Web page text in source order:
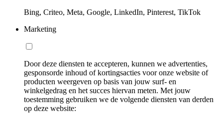
Bing, Criteo, Meta, Google, LinkedIn, Pinterest, TikTok
Marketing
Door deze diensten te accepteren, kunnen we advertenties,
gesponsorde inhoud of kortingsacties voor onze website of
producten weergeven op basis van jouw surf- en
winkelgedrag en het succes hiervan meten. Met jouw
toestemming gebruiken we de volgende diensten van derden
op deze website: